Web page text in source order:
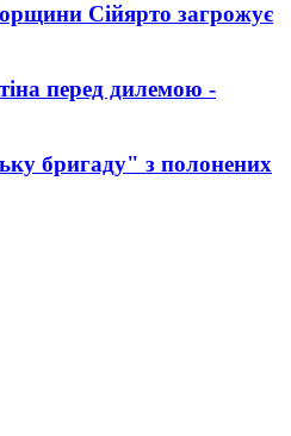
Сійярто загрожує
перед дилемою -
бригаду" з полонених